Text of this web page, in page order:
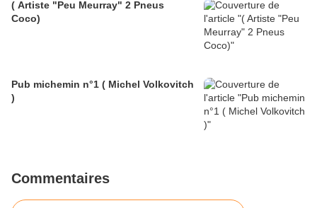
( Artiste "Peu Meurray" 2 Pneus
Coco)
Pub michemin n°1 ( Michel Volkovitch
)
Commentaires